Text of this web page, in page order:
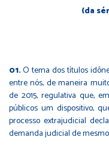
(da
O tema dos títulos
entre nós, de maneira
de 2015, regulativa que,
públicos um dispositivo,
processo extrajudicial
demanda judicial de